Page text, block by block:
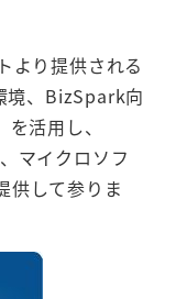
より提供される
境、BizSpark向
活用し、
マイクロソフ
供して参りま